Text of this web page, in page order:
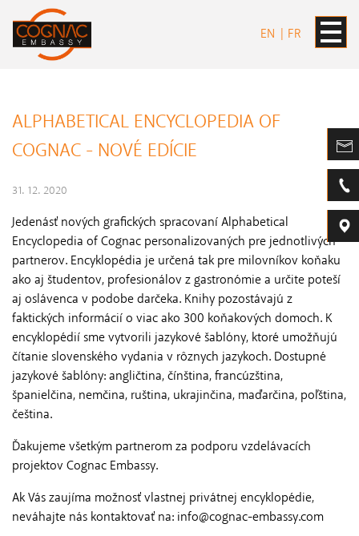
EN FR
ALPHABETICAL ENCYCLOPEDIA OF
COGNAC - NOVÉ EDÍCIE
31. 12. 2020
Jedenásť nových grafických spracovaní Alphabetical
Encyclopedia of Cognac personalizovaných pre jednotlivých
partnerov. Encyklopédia je určená tak pre milovníkov koňaku
ako aj študentov, profesionálov z gastronómie a určite poteší
aj oslávenca v podobe darčeka. Knihy pozostávajú z
faktických informácií o viac ako 300 koňakových domoch. K
encyklopédií sme vytvorili jazykové šablóny, ktoré umožňujú
čítanie slovenského vydania v rôznych jazykoch. Dostupné
jazykové šablóny: angličtina, čínština, francúzština,
španielčina, nemčina, ruština, ukrajinčina, maďarčina, poľština,
čeština.
Ďakujeme všetkým partnerom za podporu vzdelávacích
projektov Cognac Embassy.
Ak Vás zaujíma možnosť vlastnej privátnej encyklopédie,
neváhajte nás kontaktovať na: info@cognac-embassy.com